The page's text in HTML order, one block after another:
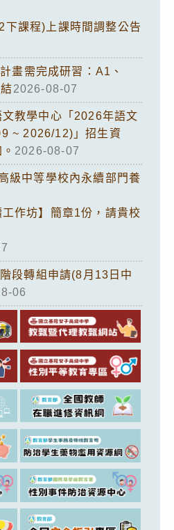
課程)上課時間調整公告
畫需完成研習：A1、
2026-08-07
教學中心「2026年語文
~ 2026/12)」招生資
2026-08-07
級中等學校內永續部門養
作坊】簡章1份，請貴校
段轉組申請(8月13日中
06